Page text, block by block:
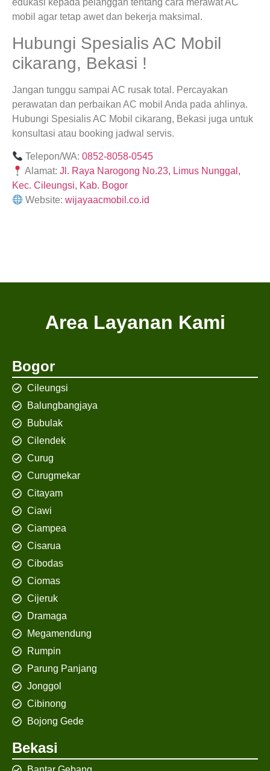
edukasi kepada pelanggan tentang cara merawat AC
mobil agar tetap awet dan bekerja maksimal.
Hubungi Spesialis AC Mobil
cikarang, Bekasi !
Jangan tunggu sampai AC rusak total. Percayakan
perawatan dan perbaikan AC mobil Anda pada ahlinya.
Hubungi Spesialis AC Mobil cikarang, Bekasi juga untuk
konsultasi atau booking jadwal servis.
Telepon/WA:0852-8058-0545
Alamat:Jl. Raya Narogong No.23, Limus Nunggal,
Kec. Cileungsi, Kab. Bogor
Website:wijayaacmobil.co.id
Area Layanan Kami
Bogor
Cileungsi
Balungbangjaya
Bubulak
Cilendek
Curug
Curugmekar
Citayam
Ciawi
Ciampea
Cisarua
Cibodas
Ciomas
Cijeruk
Dramaga
Megamendung
Rumpin
Parung Panjang
Jonggol
Cibinong
Bojong Gede
Bekasi